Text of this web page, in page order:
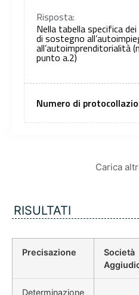
Risposta:
Nella tabella specifica
di sostegno
all’autoimprenditorialità
punto a.2)
Numero di
Carica
RISULTATI
Precisazione
Società
Determinazione